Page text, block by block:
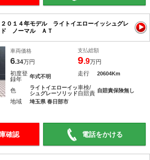
０１４年モデル ライトイエローイッシュグレ
ド ノーマル ＡＴ
車両価格
6.34万円
支払総額
9.9万円
初度登
録年
年式不明 走行 20604Km
色
ライトイエローイッ
シュグレーソリッド
車検/
自賠責 自賠責保険無し
地域 埼玉県 春日部市
確認 電話をかける